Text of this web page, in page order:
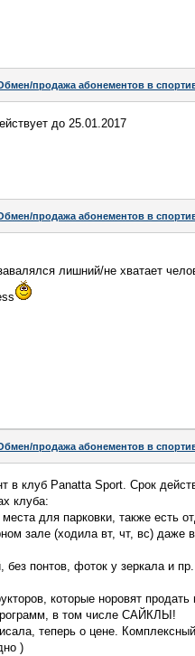
продажа абонементов в
до 25.01.2017
продажа абонементов в
лишний/не хватает
продажа абонементов в
в клуб Panatta Sport. Срок
клуба:
для парковки, также есть
зале (ходила вт, чт, вс) даже
без понтов, фоток у зеркала и
которые норовят продать
в том числе САЙКЛЫ!
теперь о цене.
)